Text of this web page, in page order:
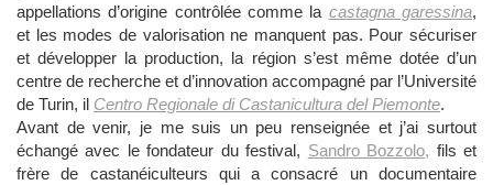
appellations d’origine contrôlée comme la castagna garessina,
et les modes de valorisation ne manquent pas. Pour sécuriser
et développer la production, la région s’est même dotée d’un
centre de recherche et d’innovation accompagné par l’Université
de Turin, il Centro Regionale di Castanicultura del Piemonte.
Avant de venir, je me suis un peu renseignée et j’ai surtout
échangé avec le fondateur du festival, Sandro Bozzolo, fils et
frère de castanéiculteurs qui a consacré un documentaire